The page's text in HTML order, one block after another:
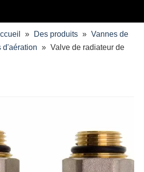
» Des produits » Vannes de
d'aération » Valve de radiateur de